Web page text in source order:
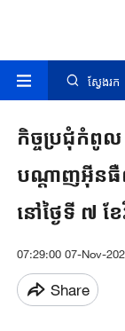
ស្វែងរក
កិច្ចប្រជុំកំពូ
បណ្តាញអ៊ីនធឺ
នៅថ្ងៃទី ៧ ខែ
07:29:00 07-Nov-
Share